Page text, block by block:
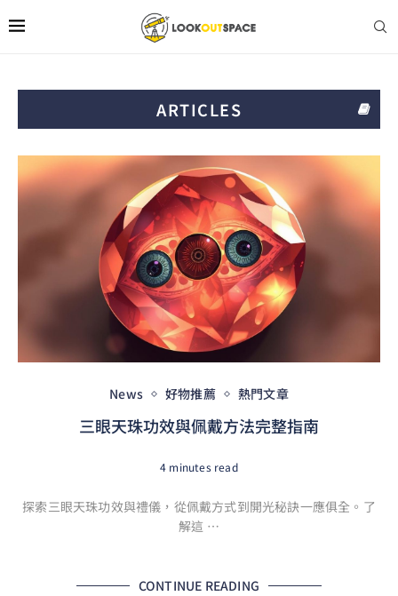
ARTICLES
News 好物推薦 熱門文章
三眼天珠功效與佩戴方法完整指南
4 minutes read
探索三眼天珠功效與禮儀，從佩戴方式到開光秘訣一應俱全。了
解這 …
CONTINUE READING